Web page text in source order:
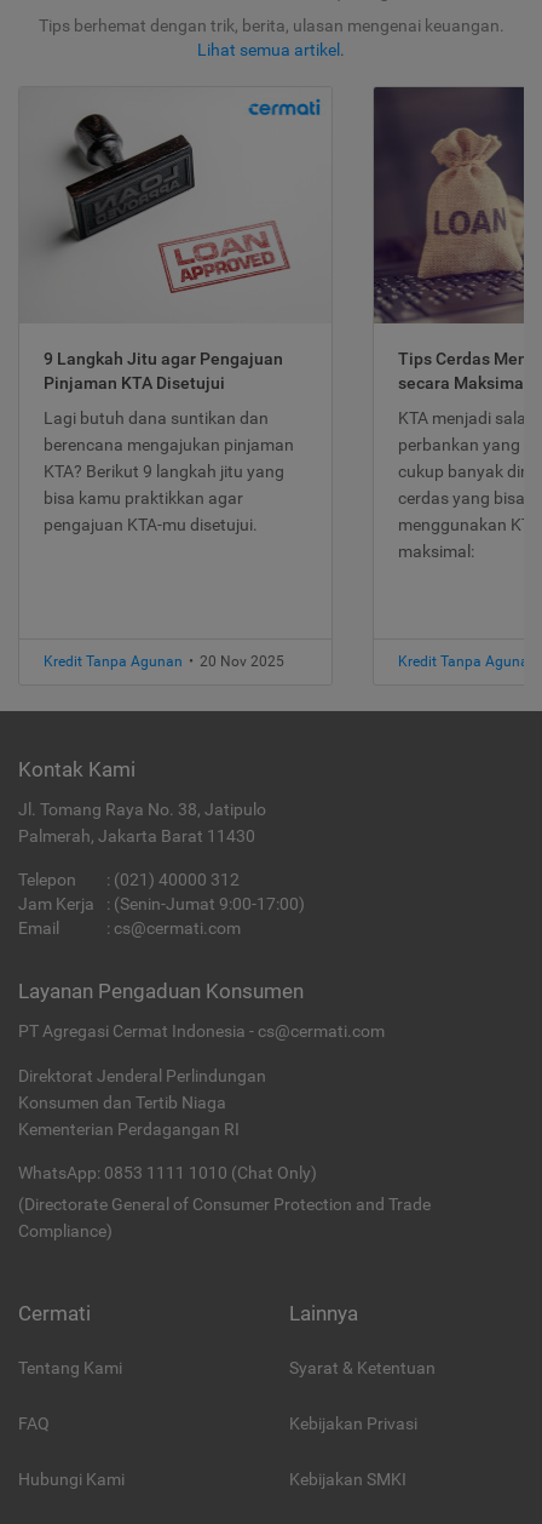
Tips berhemat dengan trik, berita, ulasan mengenai keuangan.
Lihat semua artikel .
9 Langkah Jitu agar Pengajuan
Pinjaman KTA Disetujui
Lagi butuh dana suntikan dan
berencana mengajukan pinjaman
KTA? Berikut 9 langkah jitu yang
bisa kamu praktikkan agar
pengajuan KTA-mu disetujui.
Kredit Tanpa Agunan • 20 Nov 2025
Tips Cerdas
secara Maksimal
KTA menjadi
perbankan yang
cukup banyak
cerdas yang bisa
menggunakan
maksimal:
Kredit Tanpa Agunan
Kontak Kami
Jl. Tomang Raya No. 38, Jatipulo
Palmerah, Jakarta Barat 11430
Telepon : (021) 40000 312
Jam Kerja
: (Senin-Jumat 9:00-17:00)
Email
: cs@cermati.com
Layanan Pengaduan Konsumen
PT Agregasi Cermat Indonesia - cs@cermati.com
Direktorat Jenderal Perlindungan
Konsumen dan Tertib Niaga
Kementerian Perdagangan RI
WhatsApp: 0853 1111 1010 (Chat Only)
(Directorate General of Consumer Protection and Trade
Compliance)
Cermati
Tentang Kami
FAQ
Hubungi Kami
Lainnya
Syarat & Ketentuan
Kebijakan Privasi
Kebijakan SMKI